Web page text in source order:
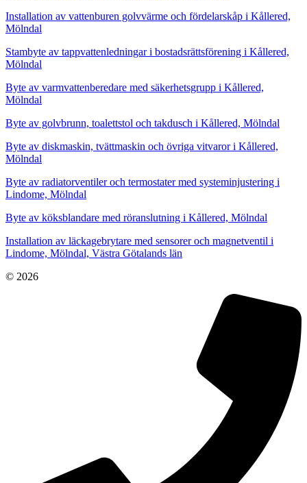
Installation av vattenburen golvvärme och fördelarskåp i Kållered,
Mölndal
Stambyte av tappvattenledningar i bostadsrättsförening i Kållered,
Mölndal
Byte av varmvattenberedare med säkerhetsgrupp i Kållered,
Mölndal
Byte av golvbrunn, toalettstol och takdusch i Kållered, Mölndal
Byte av diskmaskin, tvättmaskin och övriga vitvaror i Kållered,
Mölndal
Byte av radiatorventiler och termostater med systeminjustering i
Lindome, Mölndal
Byte av köksblandare med röranslutning i Kållered, Mölndal
Installation av läckagebrytare med sensorer och magnetventil i
Lindome, Mölndal, Västra Götalands län
© 2026